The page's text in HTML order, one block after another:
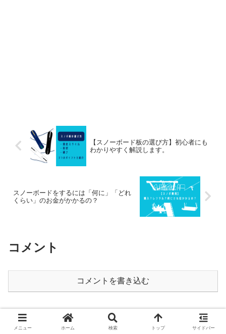
【スノーボード板の選び方】初心者にも
わかりやすく解説します。
スノーボードをするには「何に」「どれ
くらい」のお金がかかるの？
コメント
コメントを書き込む
ホーム スポーツ系 スノーボード
メニュー ホーム 検索 トップ サイドバー